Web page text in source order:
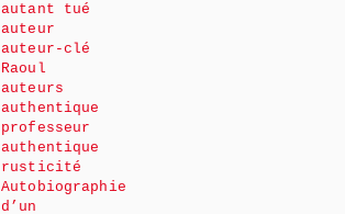
autant tué
auteur
auteur-clé
Raoul
auteurs
authentique
professeur
authentique
rusticité
Autobiographie
d’un